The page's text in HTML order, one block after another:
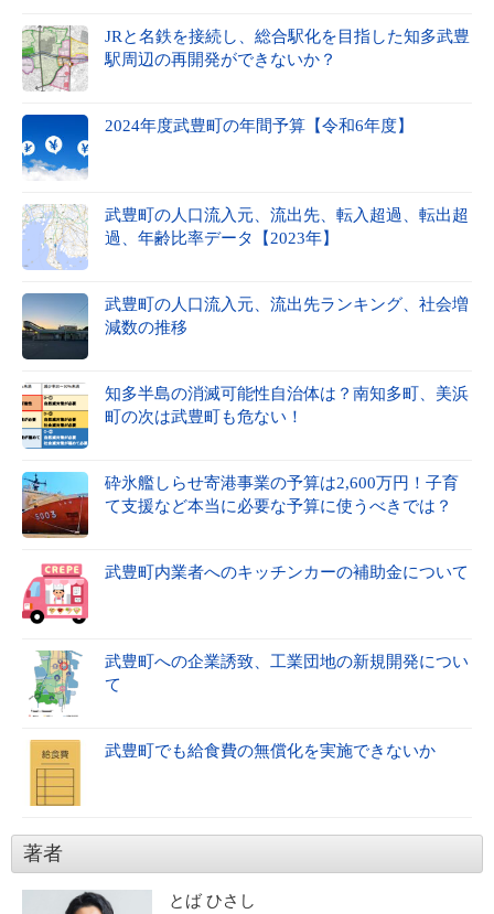
JRと名鉄を接続し、総合駅化を目指した知多武豊
駅周辺の再開発ができないか？
2024年度武豊町の年間予算【令和6年度】
武豊町の人口流入元、流出先、転入超過、転出超
過、年齢比率データ【2023年】
武豊町の人口流入元、流出先ランキング、社会増
減数の推移
知多半島の消滅可能性自治体は？南知多町、美浜
町の次は武豊町も危ない！
砕氷艦しらせ寄港事業の予算は2,600万円！子育
て支援など本当に必要な予算に使うべきでは？
武豊町内業者へのキッチンカーの補助金について
武豊町への企業誘致、工業団地の新規開発につい
て
武豊町でも給食費の無償化を実施できないか
著者
とば ひさし